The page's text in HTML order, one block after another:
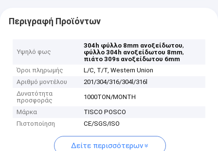
Περιγραφή Προϊόντων
Υψηλό φως
304h φύλλο 8mm ανοξείδωτου,
φύλλο 304h ανοξείδωτου 8mm,
πιάτο 309s ανοξείδωτου 6mm
Όροι πληρωμής
L/C, T/T, Western Union
Αριθμό μοντέλου
201/304/316/304l/316l
Δυνατότητα
προσφοράς
1000TON/MONTH
Μάρκα
TISCO POSCO
Πιστοποίηση
CE/SGS/ISO
Δείτε περισσότερων